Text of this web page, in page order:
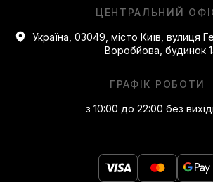
ЦЕНТРАЛЬНИЙ
Україна, 03049, місто Київ, вулиця
Воробйова, будинок
ГРАФІК РОБОТИ
з 10:00 до 22:00 без